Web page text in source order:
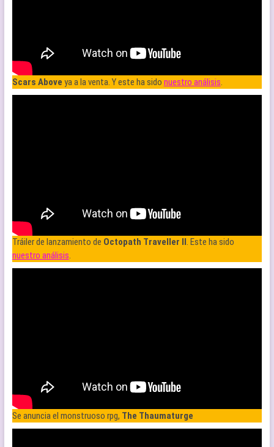
Scars Above ya a la venta. Y este ha sido nuestro análisis
Tráiler de lanzamiento de Octopath Traveller II . Este ha sido
nuestro análisis.
Se anuncia el monstruoso rpg, The Thaumaturge